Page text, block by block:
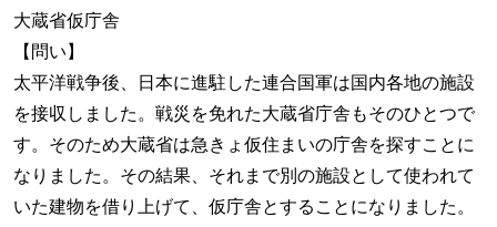
大蔵省仮庁舎
【問い】
太平洋戦争後、日本に進駐した連合国軍は国内各地の施設
を接収しました。戦災を免れた大蔵省庁舎もそのひとつで
す。そのため大蔵省は急きょ仮住まいの庁舎を探すことに
なりました。その結果、それまで別の施設として使われて
いた建物を借り上げて、仮庁舎とすることになりました。